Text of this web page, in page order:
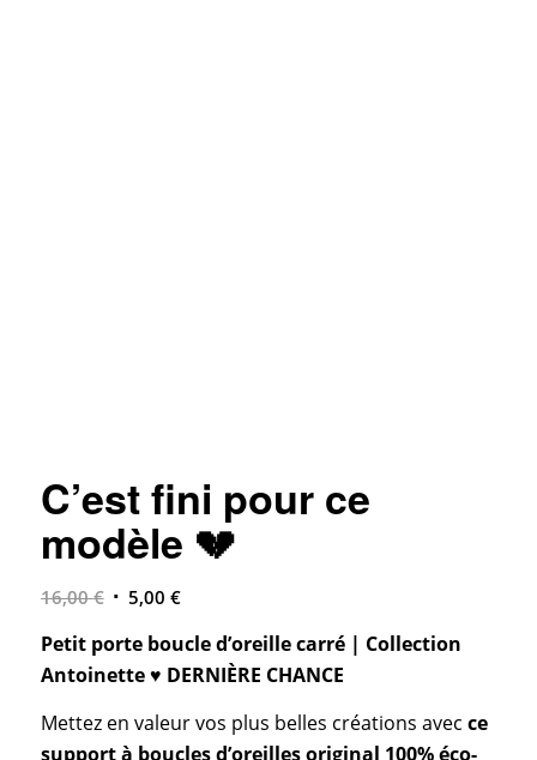
C’est fini pour ce
modèle 💔
16,00€ Le
initial
était :
16,00 €.
5,00 €Le
actuel
est :
Petit porte boucle d’oreille carré | Collection
Antoinette♥️ DERNIÈRE CHANCE
Mettez en valeur vos plus belles créations avec ce
support à boucles d’oreilles original 100% éco-